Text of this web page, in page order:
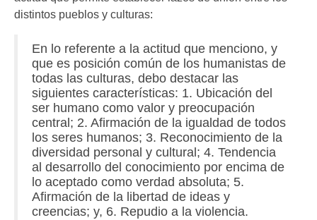
distintos pueblos y culturas:
En lo referente a la actitud que menciono, y
que es posición común de los humanistas de
todas las culturas, debo destacar las
siguientes características: 1. Ubicación del
ser humano como valor y preocupación
central; 2. Afirmación de la igualdad de todos
los seres humanos; 3. Reconocimiento de la
diversidad personal y cultural; 4. Tendencia
al desarrollo del conocimiento por encima de
lo aceptado como verdad absoluta; 5.
Afirmación de la libertad de ideas y
creencias; y, 6. Repudio a la violencia.